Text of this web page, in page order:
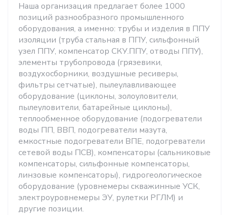
Наша организация предлагает более 1000
позиций разнообразного промышленного
оборудования, а именно: трубы и изделия в ППУ
изоляции (труба стальная в ППУ, сильфонный
узел ППУ, компенсатор СКУ.ППУ, отводы ППУ),
элементы трубопровода (грязевики,
воздухосборники, воздушные ресиверы,
фильтры сетчатые), пылеулавливающее
оборудование (циклоны, золоуловители,
пылеуловители, батарейные циклоны),
теплообменное оборудование (подогреватели
воды ПП, ВВП, подогреватели мазута,
емкостные подогреватели ВПЕ, подогреватели
сетевой воды ПСВ), компенсаторы (сальниковые
компенсаторы, сильфонные компенсаторы,
линзовые компенсаторы), гидрогеологическое
оборудование (уровнемеры скважинные УСК,
электроуровнемеры ЭУ, рулетки РГЛМ) и
другие позиции.